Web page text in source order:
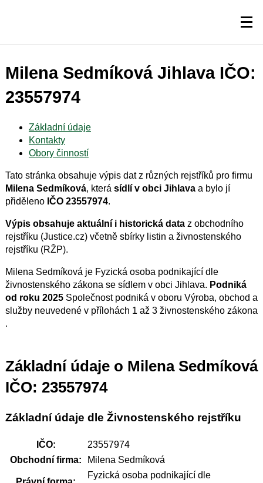
Milena Sedmíková Jihlava IČO:
23557974
Základní údaje
Kontakty
Obory činností
Tato stránka obsahuje výpis dat z různých rejstříků pro firmu
Milena Sedmíková, která sídlí v obci Jihlavaa bylo jí
přiděleno IČO 23557974.
Výpis obsahuje aktuální i historická dataz obchodního
rejstříku (Justice.cz) včetně sbírky listin a živnostenského
rejstříku (RŽP).
Milena Sedmíková je Fyzická osoba podnikající dle
živnostenského zákona se sídlem v obci Jihlava. Podniká
od roku 2025 Společnost podniká v oboru Výroba, obchod a
služby neuvedené v přílohách 1 až 3 živnostenského zákona
.
Základní údaje o Milena Sedmíková
IČO: 23557974
Základní údaje dle Živnostenského rejstříku
IČO:
23557974
Obchodní firma:
Milena Sedmíková
Fyzická osoba podnikající dle